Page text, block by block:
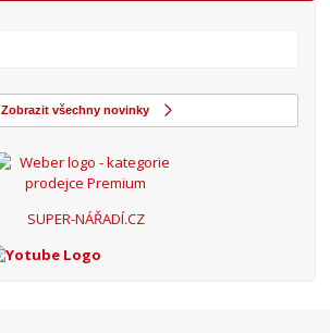
Zobrazit všechny novinky
SUPER-NÁŘADÍ.CZ